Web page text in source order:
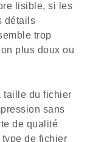
lisible, si les
détails
trop
plus doux ou
taille du fichier
sans
de qualité
de fichier